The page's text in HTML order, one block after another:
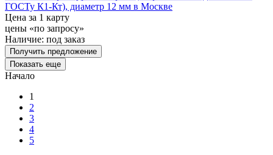
ГОСТу К1-Кт), диаметр 12 мм в Москве
Цена за 1 карту
цены «по запросу»
Наличие: под заказ
Получить предложение
Показать еще
Начало
1
2
3
4
5